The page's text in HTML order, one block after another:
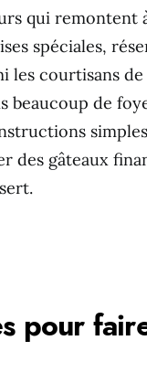
qui remontent
spéciales,
les courtisans de
beaucoup de
des gâteaux
pour